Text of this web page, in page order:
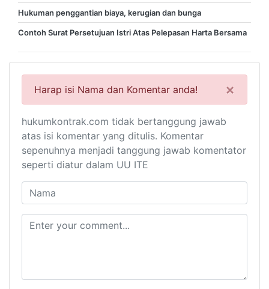
Hukuman penggantian biaya, kerugian dan bunga
Contoh Surat Persetujuan Istri Atas Pelepasan Harta Bersama
×
Harap isi Nama dan Komentar anda!
hukumkontrak.com tidak bertanggung jawab
atas isi komentar yang ditulis. Komentar
sepenuhnya menjadi tanggung jawab komentator
seperti diatur dalam UU ITE